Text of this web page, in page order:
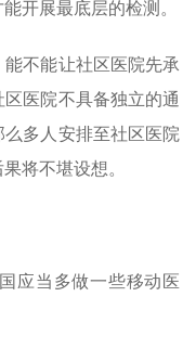
开展最底层的检测。
不能让社区医院先承
医院不具备独立的通
多人安排至社区医院
将不堪设想。
当多做一些移动医